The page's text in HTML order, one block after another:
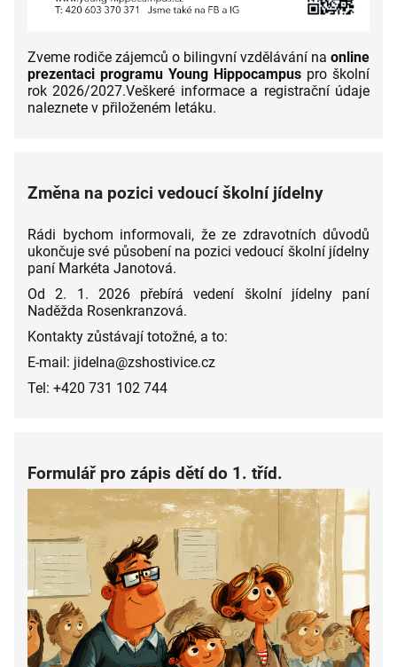
Zveme rodiče zájemců o bilingvní vzdělávání na online
prezentaci programu Young Hippocampus pro školní
rok 2026/2027.Veškeré informace a registrační údaje
naleznete v přiloženém letáku.
Změna na pozici vedoucí školní jídelny
Rádi bychom informovali, že ze zdravotních důvodů
ukončuje své působení na pozici vedoucí školní jídelny
paní Markéta Janotová.
Od 2. 1. 2026 přebírá vedení školní jídelny paní
Naděžda Rosenkranzová.
Kontakty zůstávají totožné, a to:
E-mail: jidelna@zshostivice.cz
Tel: +420 731 102 744
Formulář pro zápis dětí do 1. tříd.